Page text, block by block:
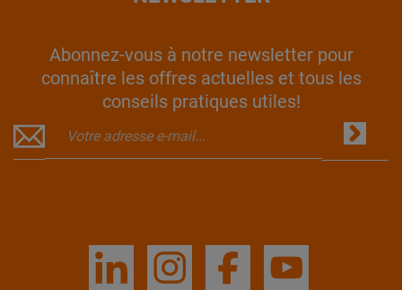
Abonnez-vous à notre newsletter pour
connaître les offres actuelles et tous les
conseils pratiques utiles!